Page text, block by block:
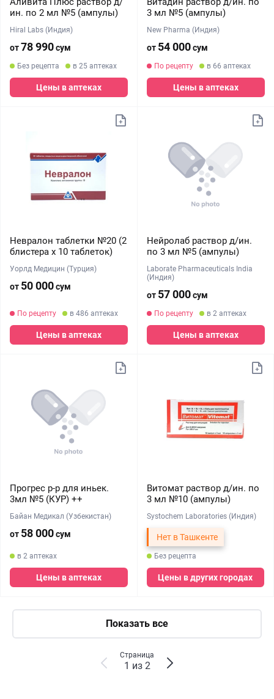
ин. по 2 мл №5 (ампулы)
Hiral Labs (Индия)
от78 990сум
Без рецепта в 25 аптеках
Цены в аптеках
3 мл №5 (ампулы)
New Pharma (Индия)
от 54 000сум
По рецепту в 66 аптеках
Цены в аптеках
Невралон таблетки №20 (2
блистера х 10 таблеток)
Уорлд Медицин (Турция)
от 50 000сум
По рецепту в 486 аптеках
Цены в аптеках
Нейролаб раствор д/ин.
по 3 мл №5 (ампулы)
Laborate Pharmaceuticals India
(Индия)
от 57 000сум
По рецепту в 2 аптеках
Цены в аптеках
Прогрес р-р для иньек.
3мл №5 (КУР) ++
Байан Медикал (Узбекистан)
от 58 000сум
в 2 аптеках
Цены в аптеках
Витомат раствор д/ин. по
3 мл №10 (ампулы)
Systochem Laboratories (Индия)
Нет в Ташкенте
Без рецепта
Цены в других городах
Показать все
Страница
1 из 2